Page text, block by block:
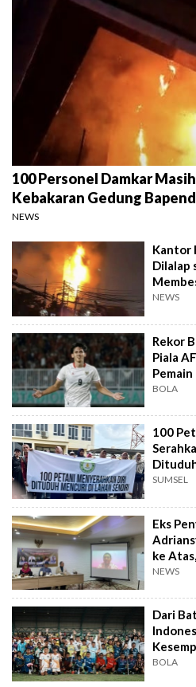
100 Personel Damkar
Kebakaran Gedung
NEWS
Kantor
Dilalap
NEWS
Rekor
Piala
BOLA
100
SUMSEL
Eks
ke
NEWS
Dari
BOLA